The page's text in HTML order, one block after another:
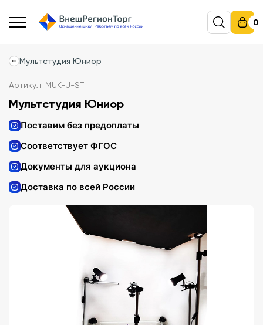
0
Мультстудия Юниор
Артикул: MUK-U-ST
Мультстудия Юниор
Поставим без предоплаты
Соответствует ФГОС
Документы для аукциона
Доставка по всей России